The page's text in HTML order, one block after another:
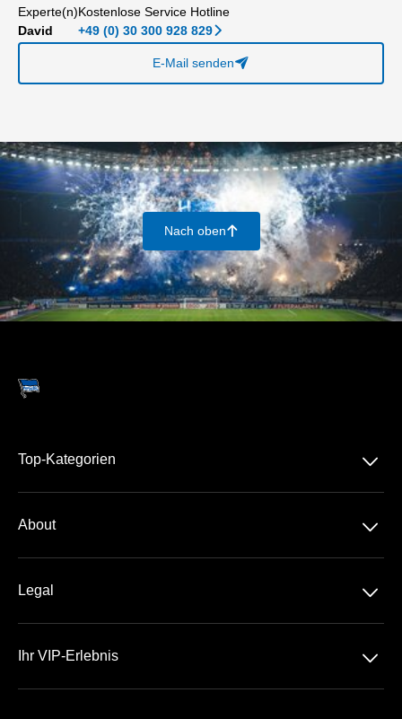
Experte(n)
David
Kostenlose Service Hotline
+49 (0) 30 300 928 829􀆊
E-Mail senden􀈠
Nach oben􀄨
Top-Kategorien 􀆈
DFB-Pokal
About 􀆈
Team
Legal 􀆈
Ihr VIP-Erlebnis 􀆈